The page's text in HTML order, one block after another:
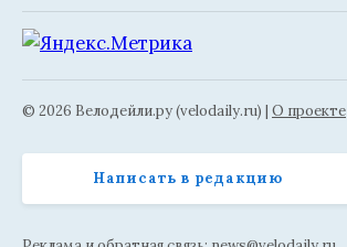
© 2026 Велодейли.ру (velodaily.ru) | О проекте
Написать в редакцию